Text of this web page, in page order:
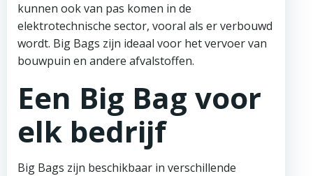
kunnen ook van pas komen in de
elektrotechnische sector, vooral als er verbouwd
wordt. Big Bags zijn ideaal voor het vervoer van
bouwpuin en andere afvalstoffen.
Een Big Bag voor
elk bedrijf
Big Bags zijn beschikbaar in verschillende